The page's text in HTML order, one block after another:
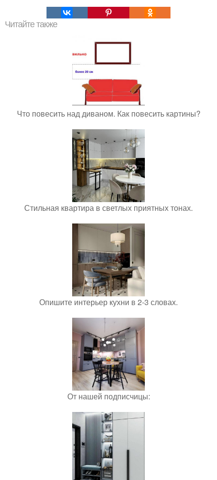
Читайте также
Что повесить над диваном. Как повесить картины?
Стильная квартира в светлых приятных тонах.
Опишите интерьер кухни в 2-3 словах.
От нашей подписчицы: